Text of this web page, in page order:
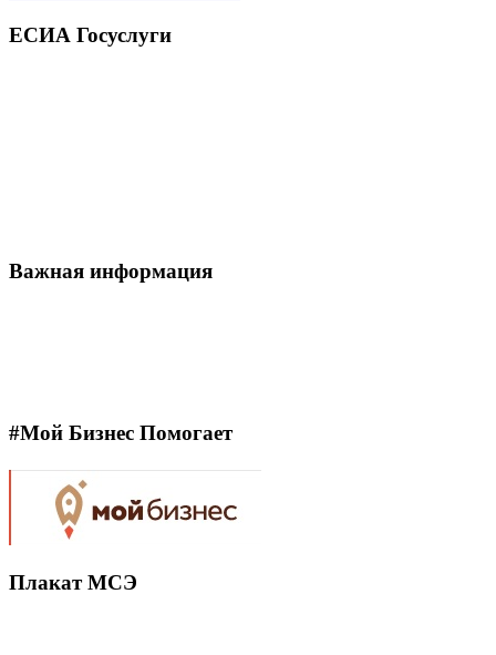
ЕСИА Госуслуги
Важная информация
#Мой Бизнес Помогает
Плакат МСЭ